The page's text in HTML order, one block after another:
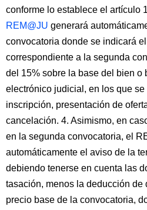
conforme lo establece el artículo
REM@JU generará
convocatoria donde se indicará
correspondiente a la segunda
del 15% sobre la base del bien o
electrónico judicial, en los que
inscripción, presentación de
cancelación. 4. Asimismo, en
en la segunda convocatoria, el
automáticamente el aviso de la
debiendo tenerse en cuenta las
tasación, menos la deducción de
precio base de la convocatoria,